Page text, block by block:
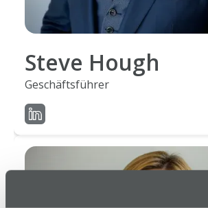
Steve Hough
Geschäftsführer